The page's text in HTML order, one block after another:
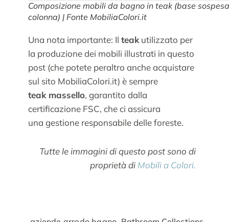
Composizione mobili da bagno in teak (base
colonna) | Fonte MobiliaColori.it
Una nota importante: Il teakutilizzato per
la produzione dei mobili illustrati in questo
post (che potete peraltro anche acquistare
sul sito MobiliaColori.it) è sempre
teak massello, garantito dalla
certificazione FSC, che ci assicura
una gestione responsabile delle foreste.
Tutte le immagini di questo post sono di
proprietà di Mobili a Colori.